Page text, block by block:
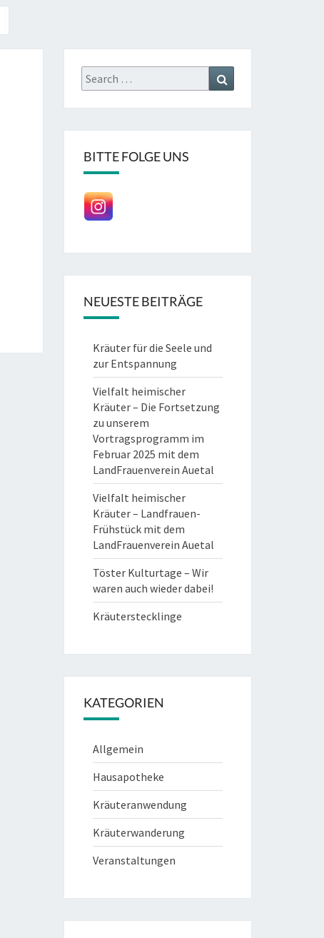
Search
for:
BITTE FOLGE UNS
NEUESTE BEITRÄGE
Kräuter für die Seele und
zur Entspannung
Vielfalt heimischer
Kräuter – Die Fortsetzung
zu unserem
Vortragsprogramm im
Februar 2025 mit dem
LandFrauenverein Auetal
Vielfalt heimischer
Kräuter – Landfrauen-
Frühstück mit dem
LandFrauenverein Auetal
Töster Kulturtage – Wir
waren auch wieder dabei!
Kräuterstecklinge
KATEGORIEN
Allgemein
Hausapotheke
Kräuteranwendung
Kräuterwanderung
Veranstaltungen